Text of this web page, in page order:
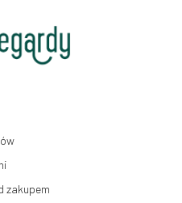
do swoich danych osobowych,
przetwarzania, wniesienia
prawem przetwarzania, którego
cofnięciem. W tym celu możesz
zakupem